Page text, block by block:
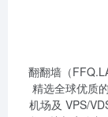
翻翻墙（
精选全球优质
机场及 VPS/